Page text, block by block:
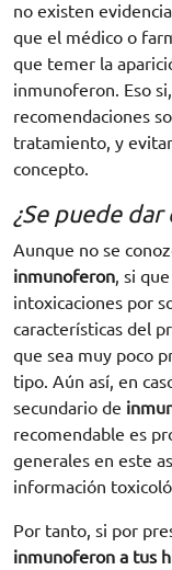
no existen
que el médico o
que temer la
inmunoferon. Eso
recomendaciones
tratamiento, y
concepto.
¿Se puede
Aunque no se
inmunoferon, si
intoxicaciones por
características del
que sea muy poco
tipo. Aún así, en
secundario de
recomendable es
generales en este
información
Por tanto, si por
inmunoferon a tus